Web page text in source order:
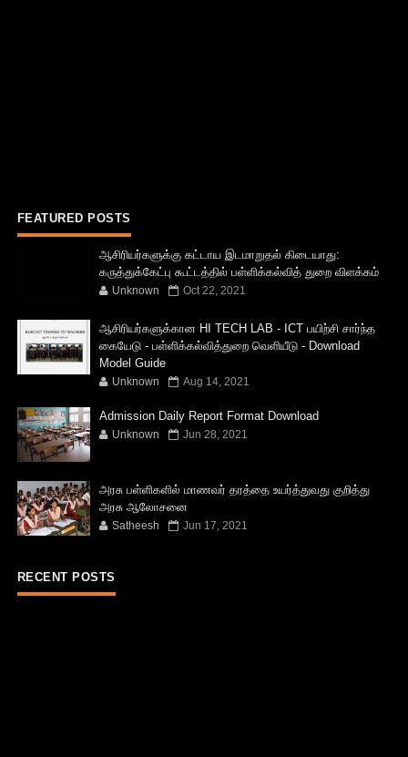
FEATURED POSTS
ஆசிரியர்களுக்கு கட்டாய இடமாறுதல் கிடையாது:
கருத்துக்கேட்பு கூட்டத்தில் பள்ளிக்கல்வித் துறை விளக்கம்
Unknown Oct 22, 2021
ஆசிரியர்களுக்கான HI TECH LAB - ICT பயிற்சி சார்ந்த
கையேடு - பள்ளிக்கல்வித்துறை வெளியீடு - Download
Model Guide
Unknown Aug 14, 2021
Admission Daily Report Format Download
Unknown Jun 28, 2021
அரசு பள்ளிகளில் மாணவர் தரத்தை உயர்த்துவது குறித்து
அரசு ஆலோசனை
Satheesh Jun 17, 2021
RECENT POSTS